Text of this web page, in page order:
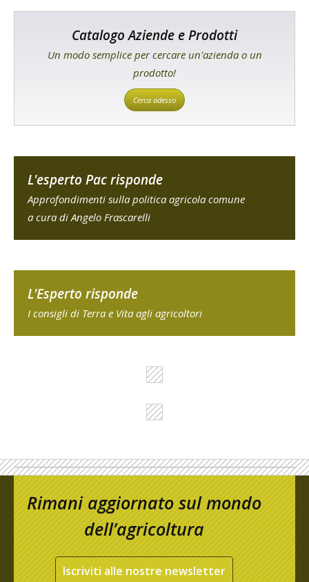
Catalogo Aziende e Prodotti
Un modo semplice per cercare un'azienda o un
prodotto!
Cerca adesso
L'esperto Pac risponde
Approfondimenti sulla politica agricola comune
a cura di Angelo Frascarelli
L'Esperto risponde
I consigli di Terra e Vita agli agricoltori
Rimani aggiornato sul mondo
dell’agricoltura
Iscriviti alle nostre newsletter